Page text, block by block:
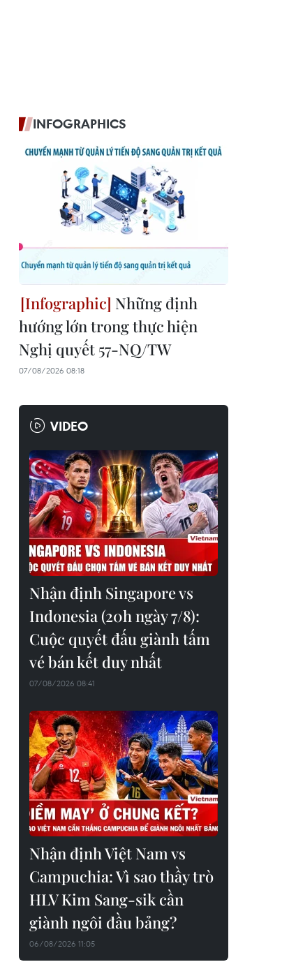
INFOGRAPHICS
Những định
hướng lớn trong thực hiện
Nghị quyết 57-NQ/TW
07/08/2026 08:18
VIDEO
Nhận định Singapore vs
Indonesia (20h ngày 7/8):
Cuộc quyết đấu giành tấm
vé bán kết duy nhất
07/08/2026 08:41
Nhận định Việt Nam vs
Campuchia: Vì sao thầy trò
HLV Kim Sang-sik cần
giành ngôi đầu bảng?
06/08/2026 11:05